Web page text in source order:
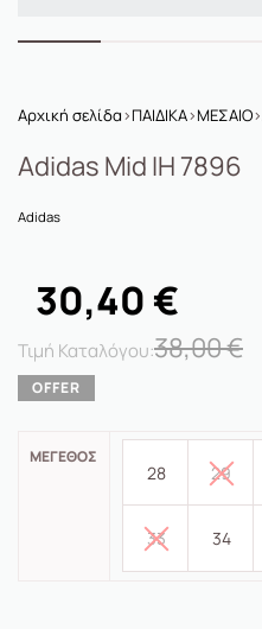
Αρχική σελίδα›ΠΑΙΔΙΚΑ›ΜΕΣΑΙΟ›
Adidas Mid ΙΗ 7896
Adidas
38,00€
30,40 €
ΜΈΓΕΘΟΣ
28 29
33 34